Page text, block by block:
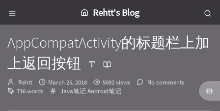
Rehtt's Blog
AppCompatActivity的标题栏上加
上返回按钮
Author：
Rehtt
发
布
March 25, 2018 5092 views
No comments
716 words
Categories：
Java笔记Android笔记